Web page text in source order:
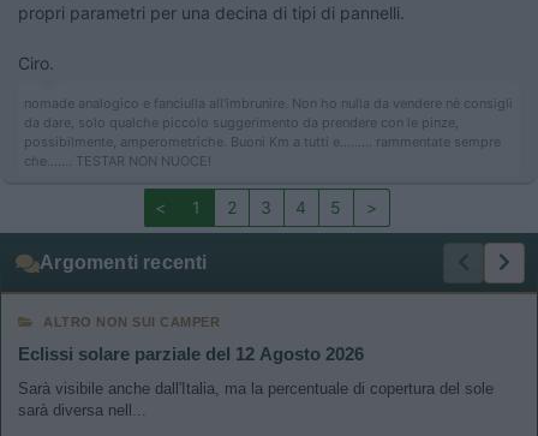
propri parametri per una decina di tipi di pannelli.
Ciro.
nomade analogico e fanciulla all'imbrunire. Non ho nulla da vendere nè consigli
da dare, solo qualche piccolo suggerimento da prendere con le pinze,
possibilmente, amperometriche. Buoni Km a tutti e......... rammentate sempre
che....... TESTAR NON NUOCE!
< 1 2 3 4 5 >
Argomenti recenti
ALTRO NON SUI CAMPER
Eclissi solare parziale del 12 Agosto 2026
Sarà visibile anche dall'Italia, ma la percentuale di copertura del sole
sarà diversa nell...